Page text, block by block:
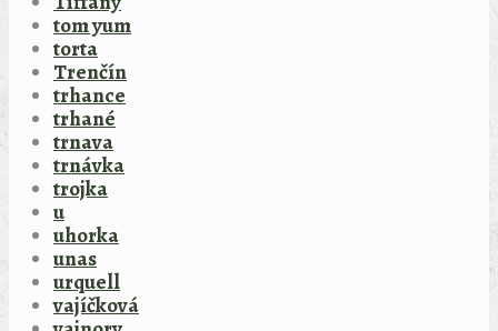
tom yum
torta
Trenčín
trhance
trhané
trnava
trnávka
trojka
u
uhorka
unas
urquell
vajíčková